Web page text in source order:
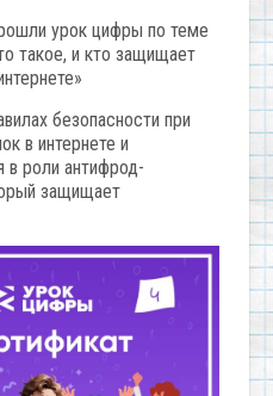
урок цифры по теме
такое, и кто защищает
безопасности при
в интернете и
в роли антифрод-
защищает